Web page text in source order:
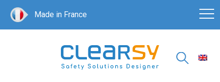
Made in France